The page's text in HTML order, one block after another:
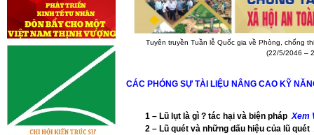
Tuyên truyền Tuần lễ Quốc gia về Phòng, chống
(22/5/2046 –
CÁC PHÓNG SỰ TÀI LIỆU NÂNG CAO KỸ
1 – Lũ lụt là gì ? tác hại và biện phápXem
2 – Lũ quét và những dấu hiệu của lũ quét